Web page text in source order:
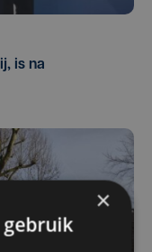
is na
×
gebruik